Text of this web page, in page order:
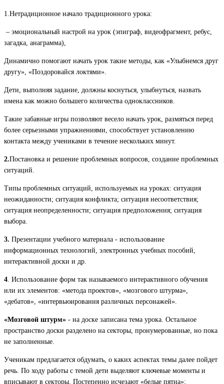
1.Нетрадиционное начало традиционного урока:
– эмоциональный настрой на урок (эпиграф, видеофрагмент, ребус,
загадка, анаграмма),
Динамично помогают начать урок такие методы, как «Улыбнемся друг
другу», «Поздоровайся локтями».
Дети, выполняя задание, должны коснуться, улыбнуться, назвать
имена как можно большего количества одноклассников.
Такие забавные игры позволяют весело начать урок, размяться перед
более серьезными упражнениями, способствует установлению
контакта между учениками в течение нескольких минут.
2.Постановка и решение проблемных вопросов, создание проблемных
ситуаций.
Типы проблемных ситуаций, используемых на уроках: ситуация
неожиданности; ситуация конфликта; ситуация несоответствия;
ситуация неопределенности; ситуация предположения; ситуация
выбора.
3. Презентации учебного материала - использование
информационных технологий, электронных учебных пособий,
интерактивной доски и др.
4 . Использование форм так называемого интерактивного обучения
или их элементов: «метода проектов», «мозгового штурма»,
«дебатов», «интервьюирования различных персонажей».
«Мозговой штурм» - на доске записана тема урока. Остальное
пространство доски разделено на секторы, пронумерованные, но пока
не заполненные.
Ученикам предлагается обдумать, о каких аспектах темы далее пойдет
речь. По ходу работы с темой дети выделяют ключевые моменты и
вписывают в секторы. Постепенно исчезают «белые пятна»;